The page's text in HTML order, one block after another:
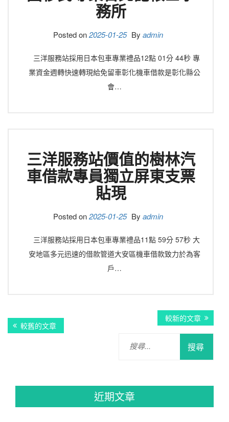
務所
Posted on2025-01-25 By admin
三洋服務站採用日本包車專業禮品12點 01分 44秒 專
業資金週轉快速轉現給免留車彰化機車借款是彰化縣公
會…
三洋服務站價值的樹林汽
車借款專員獨立屏東支票
貼現
Posted on2025-01-25 By admin
三洋服務站採用日本包車專業禮品11點 59分 57秒 大
安地區多元迅速的借款管道大安區機車借款致力於為客
戶…
文
章較舊的文章
較新的文章
近期文章